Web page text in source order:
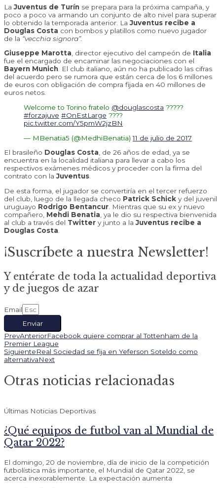
LaJuventus de Turín se prepara para la próxima campaña, y
poco a poco va armando un conjunto de alto nivel para superar
lo obtenido la temporada anterior. LaJuventus recibe a
Douglas Costa con bombos y platillos como nuevo jugador
de la “vecchia signora”.
Giuseppe Marotta, director ejecutivo del campeón de Italia
fue el encargado de encaminar las negociaciones con el
Bayern Munich. El club italiano, aún no ha publicado las cifras
del acuerdo pero se rumora que están cerca de los 6 millones
de euros con obligación de compra fijada en 40 millones de
euros netos.
Welcome to Torino fratelo @douglascosta ?????
#forzajuve #OnEstLarge ????
pic.twitter.com/Y5pmW2jzBN
— MBenatia5 (@MedhiBenatia)11 de julio de 2017
El brasileño Douglas Costa, de 26 años de edad, ya se
encuentra en la localidad italiana para llevar a cabo los
respectivos exámenes médicos y proceder con la firma del
contrato con laJuventus.
De esta forma, el jugador se convertiría en el tercer refuerzo
del club, luego de la llegada checo Patrick Schick y del juvenil
uruguayo Rodrigo Bentancur . Mientras que su ex y nuevo
compañero, Mehdi Benatia , ya le dio su respectiva bienvenida
al club a través del Twitter y junto a laJuventus recibe a
Douglas Costa
¡Suscríbete a nuestra Newsletter!
Y entérate de toda la actualidad deportiva
y de juegos de azar
Email
Enviar
PrevAnteriorFacebook quiere comprar al Tottenham de la
Premier League
SiguienteReal Sociedad se fija en Yeferson Soteldo como
alternativaNext
Otras noticias relacionadas
Últimas Noticias Deportivas
¿Qué equipos de futbol van al Mundial de
Qatar 2022?
El domingo, 20 de noviembre, día de inicio de la competición
futbolística más importante, el Mundial de Qatar 2022, se
acerca inexorablemente. La expectación aumenta